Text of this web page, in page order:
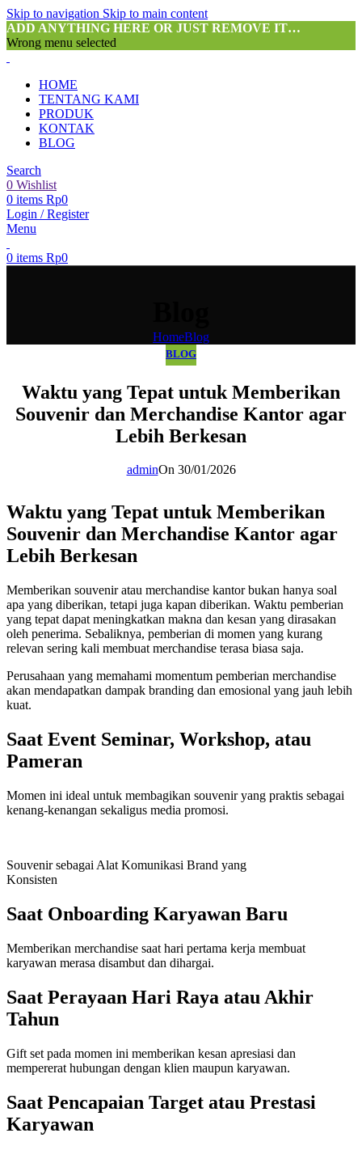
Skip to navigation Skip to main content
ADD ANYTHING HERE OR JUST REMOVE IT…
Wrong menu selected
HOME
TENTANG KAMI
PRODUK
KONTAK
BLOG
Search
0 Wishlist
0 items Rp0
Login / Register
Menu
0 items Rp0
HomeBlog
BLOG
Waktu yang Tepat untuk Memberikan
Souvenir dan Merchandise Kantor agar
Lebih Berkesan
adminOn 30/01/2026
Waktu yang Tepat untuk Memberikan
Souvenir dan Merchandise Kantor agar
Lebih Berkesan
Memberikan souvenir atau merchandise kantor bukan hanya soal
apa yang diberikan, tetapi juga kapan diberikan. Waktu pemberian
yang tepat dapat meningkatkan makna dan kesan yang dirasakan
oleh penerima. Sebaliknya, pemberian di momen yang kurang
relevan sering kali membuat merchandise terasa biasa saja.
Perusahaan yang memahami momentum pemberian merchandise
akan mendapatkan dampak branding dan emosional yang jauh lebih
kuat.
Saat Event Seminar, Workshop, atau
Pameran
Momen ini ideal untuk membagikan souvenir yang praktis sebagai
kenang-kenangan sekaligus media promosi.
Souvenir sebagai Alat Komunikasi Brand yang
Konsisten
Saat Onboarding Karyawan Baru
Memberikan merchandise saat hari pertama kerja membuat
karyawan merasa disambut dan dihargai.
Saat Perayaan Hari Raya atau Akhir
Tahun
Gift set pada momen ini memberikan kesan apresiasi dan
mempererat hubungan dengan klien maupun karyawan.
Saat Pencapaian Target atau Prestasi
Karyawan